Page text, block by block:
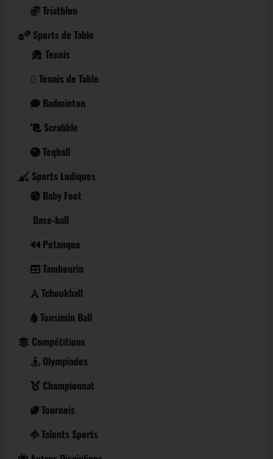
Triathlon
Sports de Table
Tennis
Tennis de Table
Badminton
Scrabble
Teqball
Sports Ludiques
Baby Foot
Base-ball
Petanque
Tambourin
Tchoukball
Tonsimin Ball
Compétitions
Olympiades
Championnat
Tournois
Talents Sports